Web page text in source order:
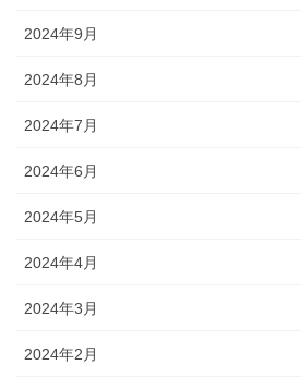
2024年9月
2024年8月
2024年7月
2024年6月
2024年5月
2024年4月
2024年3月
2024年2月